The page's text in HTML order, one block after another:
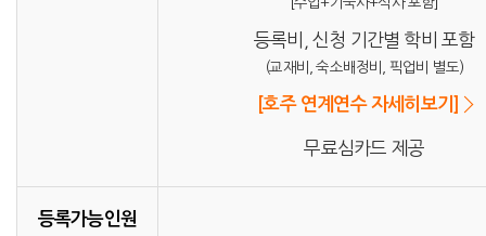
등록비, 신청 기간별 학비 포함
(교재비, 숙소배정비, 픽업비 별도)
[호주 연계연수 자세히보기]
무료심카드 제공
등록가능인원